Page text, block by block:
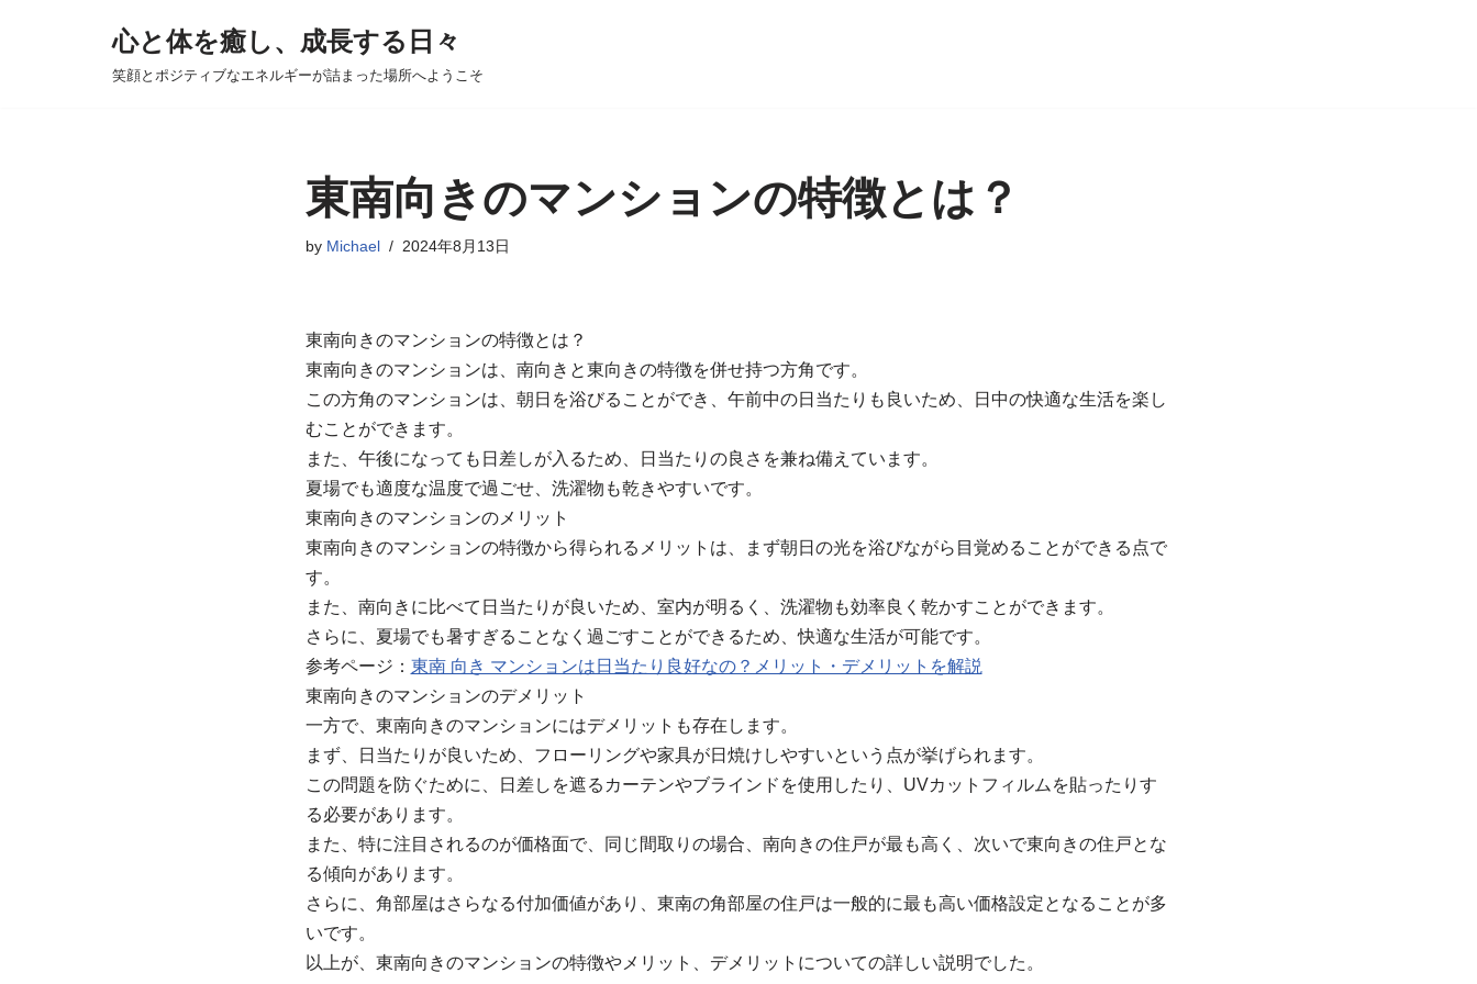
心と体を癒し、成長する日々
笑顔とポジティブなエネルギーが詰まった場所へようこそ
東南向きのマンションの特徴とは？
by Michael 2024年8月13日
東南向きのマンションの特徴とは？
東南向きのマンションは、南向きと東向きの特徴を併せ持つ方角です。
この方角のマンションは、朝日を浴びることができ、午前中の日当たりも良いため、日中の快適な生活を楽し
むことができます。
また、午後になっても日差しが入るため、日当たりの良さを兼ね備えています。
夏場でも適度な温度で過ごせ、洗濯物も乾きやすいです。
東南向きのマンションのメリット
東南向きのマンションの特徴から得られるメリットは、まず朝日の光を浴びながら目覚めることができる点で
す。
また、南向きに比べて日当たりが良いため、室内が明るく、洗濯物も効率良く乾かすことができます。
さらに、夏場でも暑すぎることなく過ごすことができるため、快適な生活が可能です。
参考ページ： 東南 向き マンションは日当たり良好なの？メリット・デメリットを解説
東南向きのマンションのデメリット
一方で、東南向きのマンションにはデメリットも存在します。
まず、日当たりが良いため、フローリングや家具が日焼けしやすいという点が挙げられます。
この問題を防ぐために、日差しを遮るカーテンやブラインドを使用したり、UVカットフィルムを貼ったりす
る必要があります。
また、特に注目されるのが価格面で、同じ間取りの場合、南向きの住戸が最も高く、次いで東向きの住戸とな
る傾向があります。
さらに、角部屋はさらなる付加価値があり、東南の角部屋の住戸は一般的に最も高い価格設定となることが多
いです。
以上が、東南向きのマンションの特徴やメリット、デメリットについての詳しい説明でした。